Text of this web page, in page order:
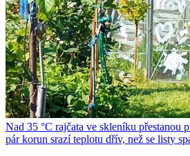
Nad 35 °C rajčata ve skleníku přestanou
pár korun srazí teplotu dřív, než se listy